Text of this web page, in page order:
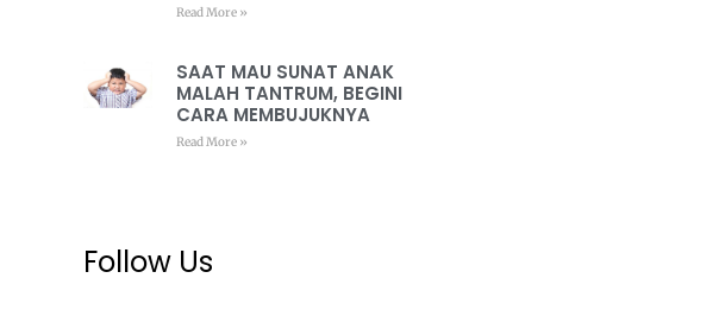
Read More »
SAAT MAU SUNAT ANAK
MALAH TANTRUM, BEGINI
CARA MEMBUJUKNYA
Read More »
Follow Us